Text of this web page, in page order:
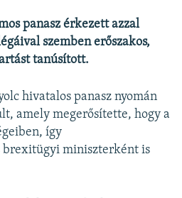
panasz érkezett azzal
szemben erőszakos,
tanúsított.
hivatalos panasz nyomán
amely megerősítette, hogy a
így
miniszterként is